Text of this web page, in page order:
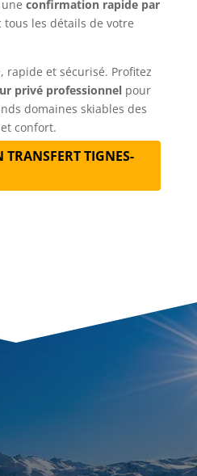
confirmation rapide par
tous les détails de votre
rapide et sécurisé. Profitez
privé professionnelpour
domaines skiables des
confort.
TRANSFERT TIGNES-